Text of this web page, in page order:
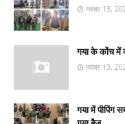
नवंबर 13,
गया के कोंच में
नवंबर 13,
गया में पीपिंग